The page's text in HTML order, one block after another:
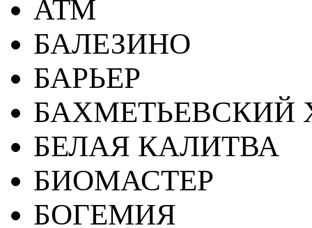
АТМ
БАЛЕЗИНО
БАРЬЕР
БАХМЕТЬЕВСКИЙ
БЕЛАЯ КАЛИТВА
БИОМАСТЕР
БОГЕМИЯ